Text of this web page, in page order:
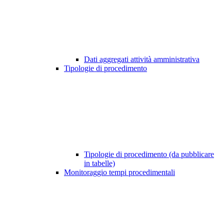
Dati aggregati attività amministrativa
Tipologie di procedimento
Tipologie di procedimento (da pubblicare
in tabelle)
Monitoraggio tempi procedimentali